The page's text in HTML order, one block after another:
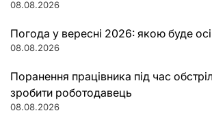
08.08.2026
Погода у вересні 2026: якою буде
08.08.2026
Поранення працівника під час
зробити роботодавець
08.08.2026